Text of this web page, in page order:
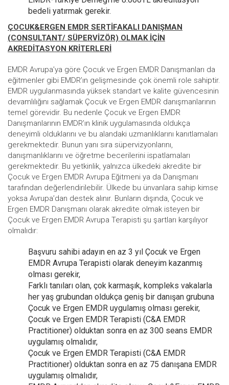
bedeli yatırmak gerekir.
ÇOCUK&ERGEN EMDR SERTİFAKALI DANIŞMAN
(CONSULTANT/ SÜPERVİZÖR) OLMAK İÇİN
AKREDİTASYON KRİTERLERİ
EMDR Avrupa’ya göre Çocuk ve Ergen EMDR Danışmanları da
eğitmenler gibi EMDR’ın gelişmesinde çok önemli role sahiptir.
EMDR uygulanmasında yüksek standart ve kalite güvencesinin
devamlılığını sağlamak Çocuk ve Ergen EMDR danışmanlarının
temel görevidir. Bu nedenle Çocuk ve Ergen EMDR
Danışmanlarının EMDR’ın klinik uygulamasında oldukça
deneyimli olduklarını ve bu alandaki uzmanlıklarını kanıtlamaları
gerekmektedir. Bunun yanı sıra süpervizyonlarını,
danışmanlıklarını ve öğretme becerilerini ispatlamaları
gerekmektedir. Bu yetkinlik, yalnızca ülkedeki akredite bir
Çocuk ve Ergen EMDR Avrupa Eğitmeni ya da Danışmanı
tarafından değerlendirilebilir. Ülkede bu ünvanlara sahip kimse
yoksa Avrupa’dan destek alınır. Bunların dışında, Çocuk ve
Ergen EMDR Danışmanı olarak akredite olmak isteyen bir
Çocuk ve Ergen EMDR Avrupa Terapisti şu şartları karşılıyor
olmalıdır:
Başvuru sahibi adayın en az 3 yıl Çocuk ve Ergen
EMDR Avrupa Terapisti olarak deneyim kazanmış
olması gerekir,
Farklı tanıları olan, çok karmaşık, kompleks vakalarla
her yaş grubundan oldukça geniş bir danışan grubuna
Çocuk ve Ergen EMDR uygulamış olması gerekir,
Çocuk ve Ergen EMDR Terapisti (C&A EMDR
Practitioner) olduktan sonra en az 300 seans EMDR
uygulamış olmalıdır,
Çocuk ve Ergen EMDR Terapisti (C&A EMDR
Practitioner) olduktan sonra en az 75 danışana EMDR
uygulamış olmalıdır,